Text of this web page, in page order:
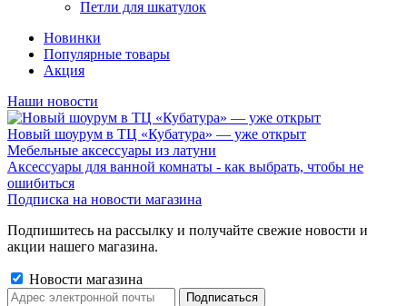
Петли для шкатулок
Новинки
Популярные товары
Акция
Наши новости
Новый шоурум в ТЦ «Кубатура» — уже открыт
Мебельные аксессуары из латуни
Аксессуары для ванной комнаты - как выбрать, чтобы не
ошибиться
Подписка на новости магазина
Подпишитесь на рассылку и получайте свежие новости и
акции нашего магазина.
Новости магазина